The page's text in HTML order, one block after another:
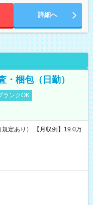
詳細へ
梱包（日勤）
ランクOK
定あり） 【月収例】19.0万